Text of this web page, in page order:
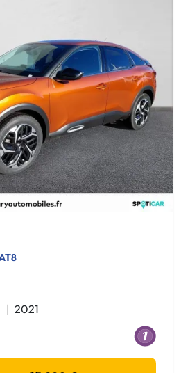
2021